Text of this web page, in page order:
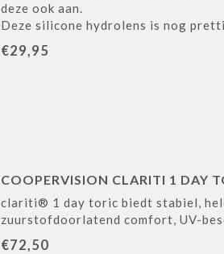
deze ook aan.
Deze silicone hydrolens is nog
€29,95
COOPERVISION CLARITI 1 DAY
clariti® 1 day toric biedt stabiel,
zuurstofdoorlatend comfort, UV-
€72,50